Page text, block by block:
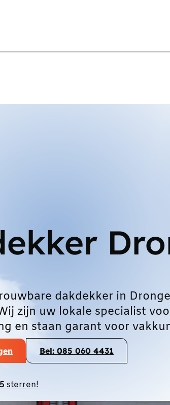
dakdekker in
zijn uw lokale specialist
en staan garant voor
Bel: 085 060 4431
sterren!